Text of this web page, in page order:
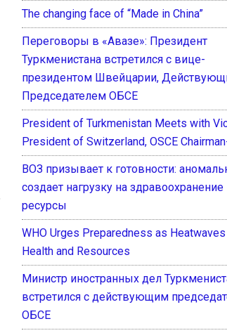
The changing face of “Made in China”
Переговоры в «Авазе»: Президент
Туркменистана встретился с вице-
президентом Швейцарии,
Председателем ОБСЕ
President of Turkmenistan Meets with
President of Switzerland, OSCE
ВОЗ призывает к готовности:
создает нагрузку на здравоохранение
ресурсы
WHO Urges Preparedness as
Health and Resources
Министр иностранных дел
встретился с действующим
ОБСЕ